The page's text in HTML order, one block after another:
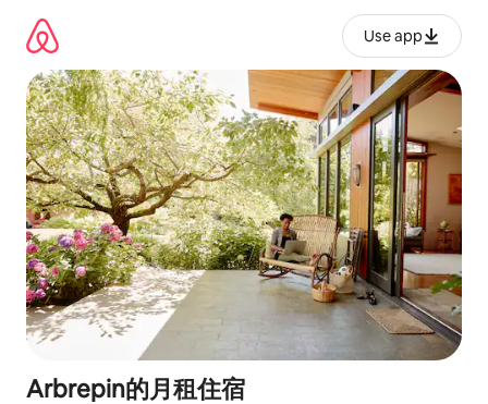
Use app
Arbrepin的月租住宿